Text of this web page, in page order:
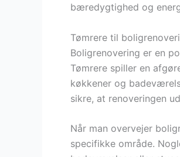
bæredygtighed og
Tømrere til
Boligrenovering er en
Tømrere spiller en
køkkener og
sikre, at renoveringen
Når man overvejer
specifikke område.